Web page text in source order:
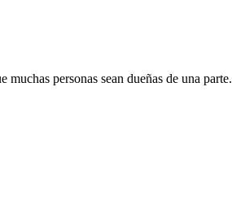
personas sean dueñas de una parte.